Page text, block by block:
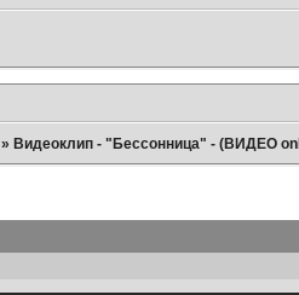
»Видеоклип - "Бессонница" - (ВИДЕО